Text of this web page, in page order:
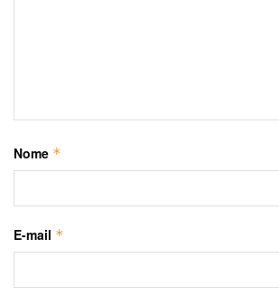
Nome *
E-mail *